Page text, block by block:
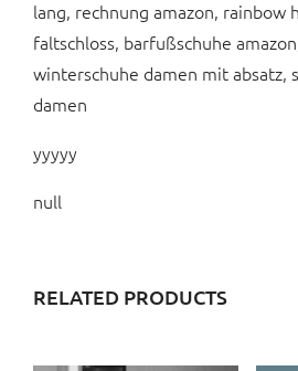
lang, rechnung amazon, rainbow
faltschloss, barfußschuhe
winterschuhe damen mit absatz,
damen
yyyyy
null
RELATED PRODUCTS